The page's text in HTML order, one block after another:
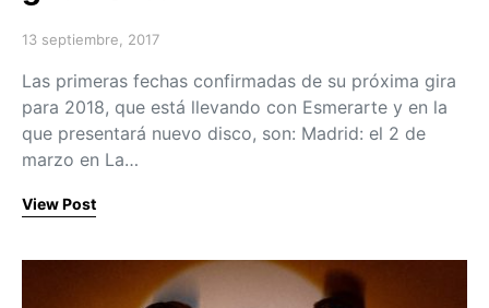
Posted on
13 septiembre, 2017
Las primeras fechas confirmadas de su próxima gira
para 2018, que está llevando con Esmerarte y en la
que presentará nuevo disco, son: Madrid: el 2 de
marzo en La…
View Post